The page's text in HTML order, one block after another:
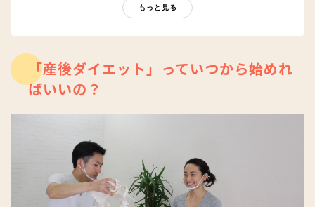
てダイエット指導やボディメイクなどの経験を持つ。現在は、
神奈川、東京都内を中心に、オリンピック強化指定選手のパー
ソナルトレーニングや、産前産後ケアの分野など幅広く活躍
株式会社MEDI-TRAINリンク
Instagram（産前産後onlineチームケアMY Team）
もっと見る
「産後ダイエット」っていつから始めれ
ばいいの？